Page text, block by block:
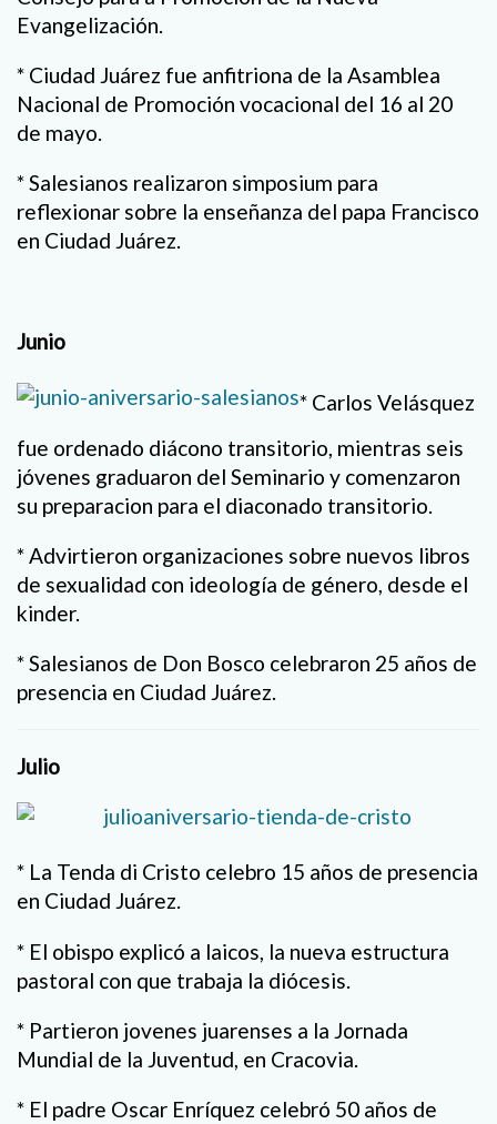
Evangelización.
* Ciudad Juárez fue anfitriona de la Asamblea
Nacional de Promoción vocacional del 16 al 20
de mayo.
* Salesianos realizaron simposium para
reflexionar sobre la enseñanza del papa Francisco
en Ciudad Juárez.
Junio
* Carlos Velásquez
fue ordenado diácono transitorio, mientras seis
jóvenes graduaron del Seminario y comenzaron
su preparacion para el diaconado transitorio.
* Advirtieron organizaciones sobre nuevos libros
de sexualidad con ideología de género, desde el
kinder.
* Salesianos de Don Bosco celebraron 25 años de
presencia en Ciudad Juárez.
Julio
* La Tenda di Cristo celebro 15 años de presencia
en Ciudad Juárez.
* El obispo explicó a laicos, la nueva estructura
pastoral con que trabaja la diócesis.
* Partieron jovenes juarenses a la Jornada
Mundial de la Juventud, en Cracovia.
* El padre Oscar Enríquez celebró 50 años de